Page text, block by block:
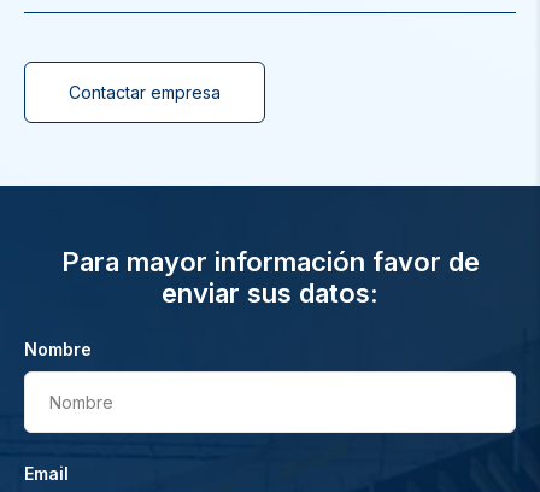
Contactar empresa
Para mayor información favor de
enviar sus datos:
Nombre
Nombre
Email